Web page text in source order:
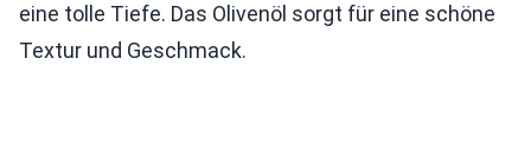
eine tolle Tiefe. Das Olivenöl sorgt für eine schöne
Textur und Geschmack.